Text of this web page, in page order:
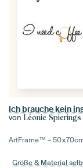
von Léonie Spierings
ArtFrame™ –50×70
Größe & Material